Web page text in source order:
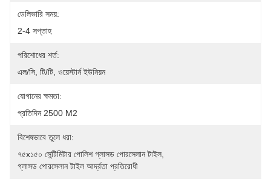
ডেলিভারি সময়:
2-4 সপ্তাহ
পরিশোধের শর্ত:
এল/সি, টি/টি, ওয়েস্টার্ন ইউনিয়ন
যোগানের ক্ষমতা:
প্রতিদিন 2500 M2
বিশেষভাবে তুলে ধরা:
৭৫x১৫০ সেন্টিমিটার পোলিশ গ্লাসড পোরসেলান টাইল
গ্লাসড পোরসেলান টাইল আর্দ্রতা প্রতিরোধী